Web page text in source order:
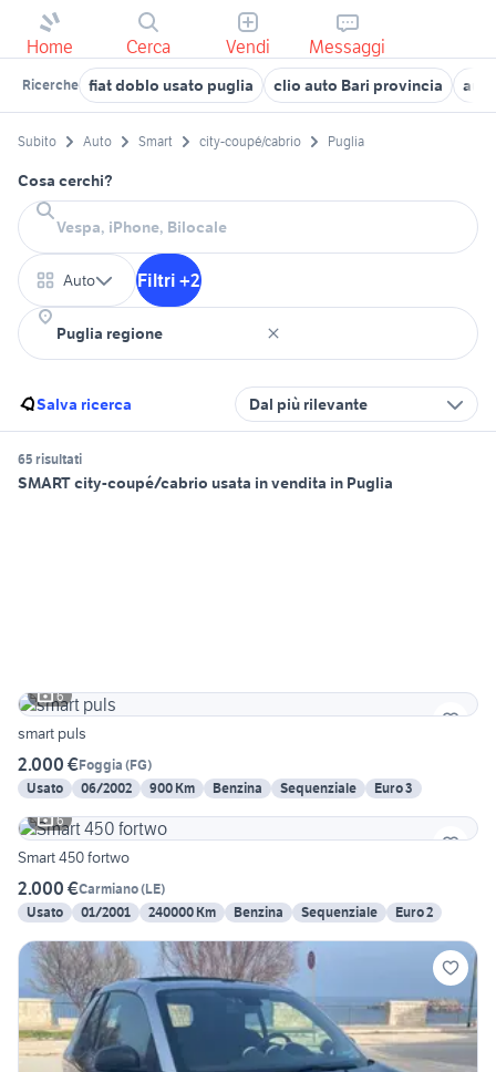
Home Cerca Vendi Messaggi
Ricerche fiat doblo usato puglia clio auto Bari provincia
Subito Auto Smart city-coupé/cabrio Puglia
Cosa cerchi?
Auto Filtri +2
Salva ricerca Dal più rilevante
65 risultati
SMART city-coupé/cabrio usata in vendita in Puglia
6
smart puls
2.000 €Foggia (FG)
Usato
06/2002 900 Km Benzina Sequenziale
Euro 3
6
Smart 450 fortwo
2.000 €Carmiano(LE)
Usato
01/2001 240000 Km Benzina Sequenziale Euro 2